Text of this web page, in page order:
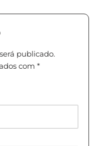
publicado.
com *